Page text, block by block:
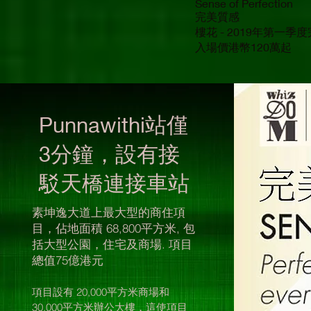
Sense of Perfection
完美質感
樓花 - 2019年第一季度
入場價港幣120萬起
Punnawithi站僅
3分鐘，設有接
駁天橋連接車站
素坤逸大道上最大型的商住項
目，佔地面積 68,800平方米, 包
括大型公園，住宅及商場. 項目
總值75億港元
項目設有 20,000平方米商場和
30,000平方米辦公大樓，這使項目